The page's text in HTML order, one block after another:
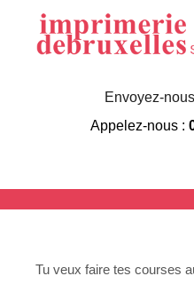
Envoyez-
Appelez-nous :
Casino
Tu veux faire tes courses